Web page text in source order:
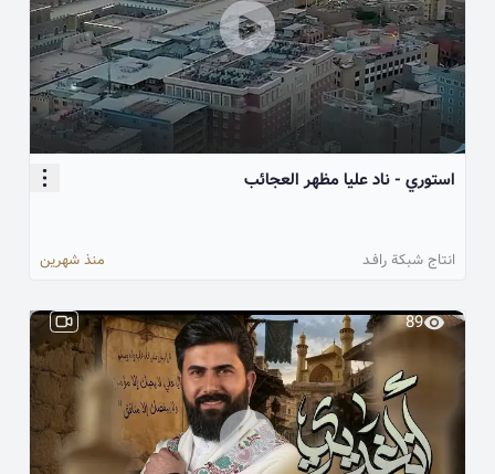
استوري - ناد عليا مظهر العجائب
انتاج شبكة رافـد منذ شهرين
89